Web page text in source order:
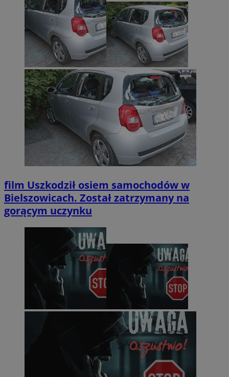
film Uszkodził osiem samochodów w
Bielszowicach. Został zatrzymany na
gorącym uczynku